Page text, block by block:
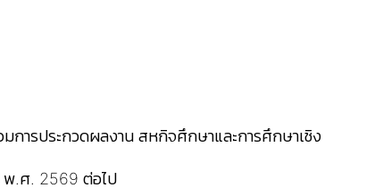
การประกวดผลงาน สหกิจศึกษาและการศึกษาเชิง
พ.ศ. 2569 ต่อไป